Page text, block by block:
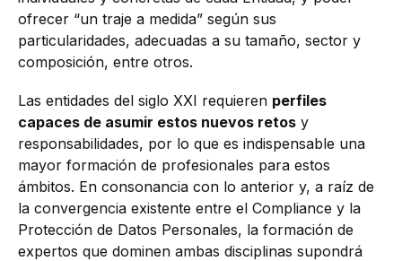
ofrecer “un traje a medida” según sus
particularidades, adecuadas a su tamaño, sector y
composición, entre otros.
Las entidades del siglo XXI requieren perfiles
capaces de asumir estos nuevos retos y
responsabilidades, por lo que es indispensable una
mayor formación de profesionales para estos
ámbitos. En consonancia con lo anterior y, a raíz de
la convergencia existente entre el Compliance y la
Protección de Datos Personales, la formación de
expertos que dominen ambas disciplinas supondrá